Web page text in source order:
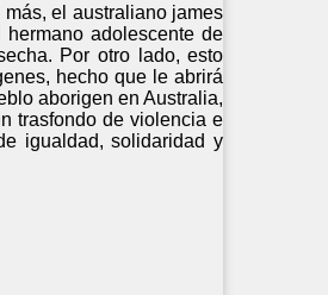
el australiano james
adolescente de
Por otro lado, esto
hecho que le abrirá
aborigen en Australia,
trasfondo de violencia e
igualdad, solidaridad y